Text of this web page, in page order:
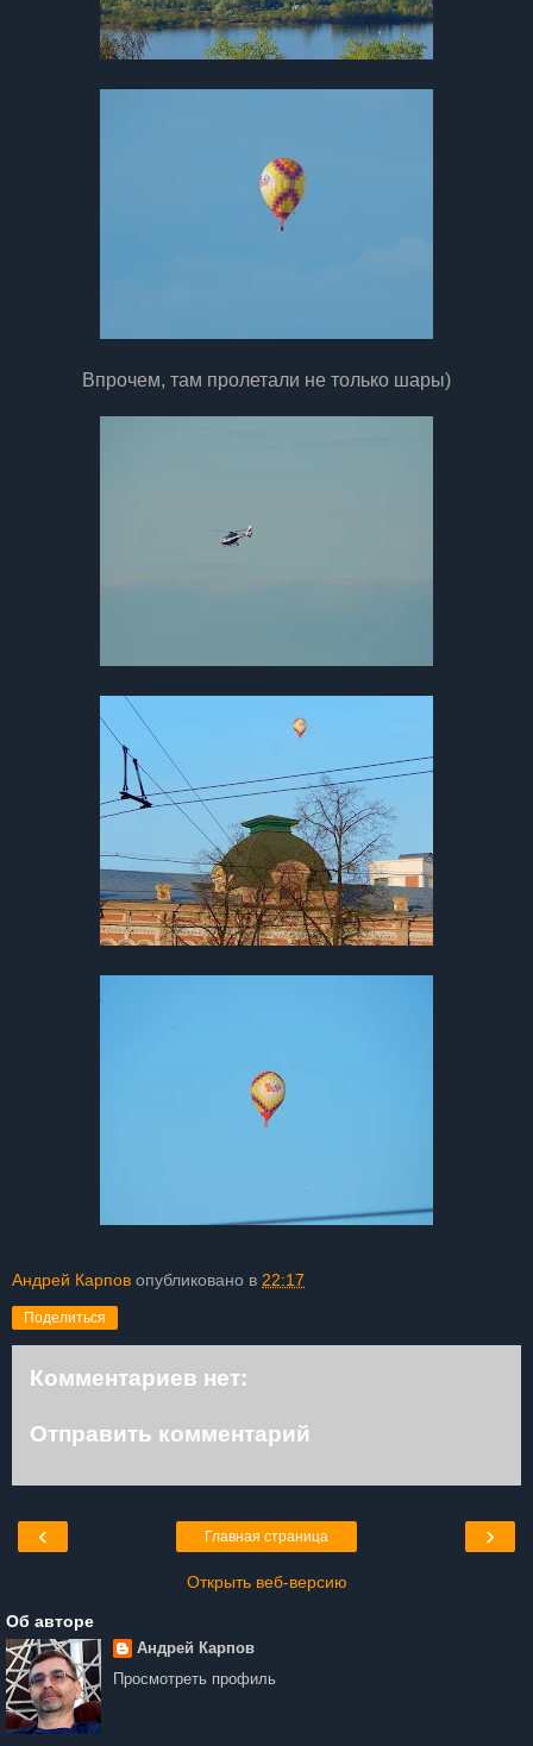
Впрочем, там пролетали не только шары)
Андрей Карпов опубликовано в 22:17
Поделиться
Комментариев нет:
Отправить комментарий
‹ ›
Главная страница
Открыть веб-версию
Об авторе
Андрей Карпов
Просмотреть профиль